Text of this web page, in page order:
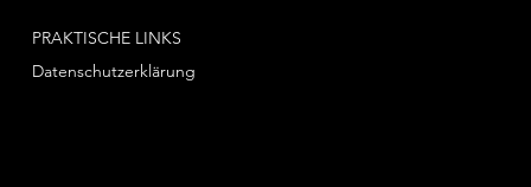
PRAKTISCHE LINKS
Datenschutzerklärung